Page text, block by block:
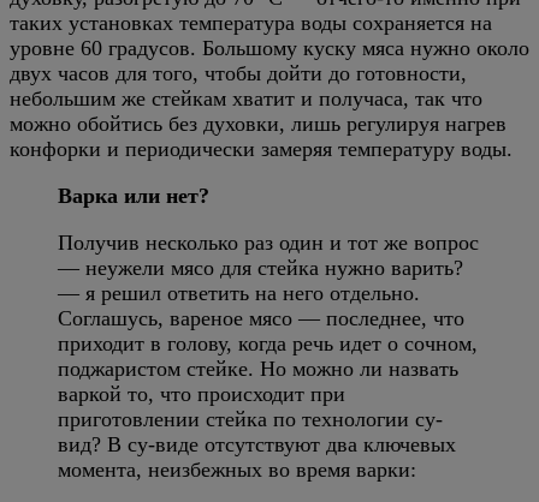
таких установках температура воды сохраняется на
уровне 60 градусов. Большому куску мяса нужно около
двух часов для того, чтобы дойти до готовности,
небольшим же стейкам хватит и получаса, так что
можно обойтись без духовки, лишь регулируя нагрев
конфорки и периодически замеряя температуру воды.
Варка или нет?
Получив несколько раз один и тот же вопрос
— неужели мясо для стейка нужно варить?
— я решил ответить на него отдельно.
Соглашусь, вареное мясо — последнее, что
приходит в голову, когда речь идет о сочном,
поджаристом стейке. Но можно ли назвать
варкой то, что происходит при
приготовлении стейка по технологии су-
вид? В су-виде отсутствуют два ключевых
момента, неизбежных во время варки: